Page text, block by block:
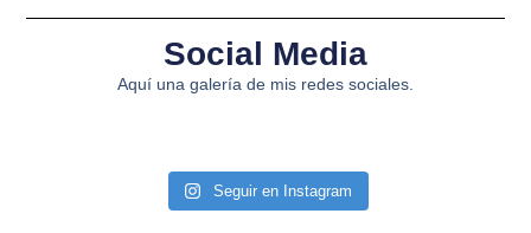
Social Media
Aquí una galería de mis redes sociales.
Seguir en Instagram